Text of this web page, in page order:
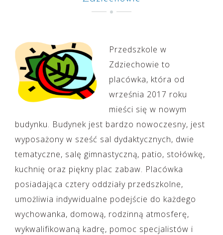
Przedszkole w
Zdziechowie to
placówka, która od
września 2017 roku
mieści się w nowym
budynku. Budynek jest bardzo nowoczesny, jest
wyposażony w sześć sal dydaktycznych, dwie
tematyczne, salę gimnastyczną, patio, stołówkę,
kuchnię oraz piękny plac zabaw. Placówka
posiadająca cztery oddziały przedszkolne,
umożliwia indywidualne podejście do każdego
wychowanka, domową, rodzinną atmosferę,
wykwalifikowaną kadrę, pomoc specjalistów i